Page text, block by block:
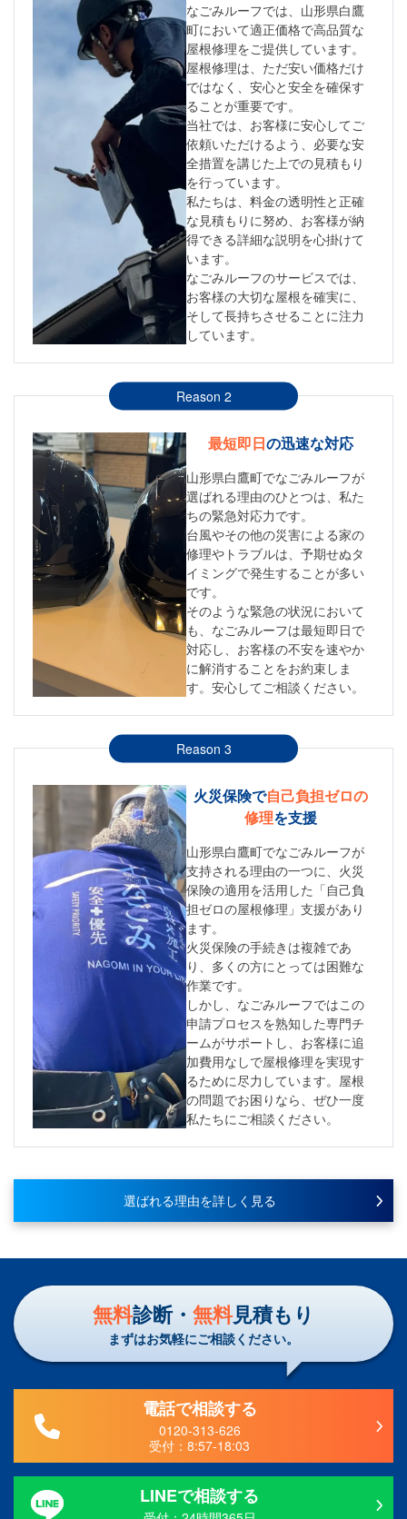
なごみルーフでは、山形県白鷹
町において適正価格で高品質な
屋根修理をご提供しています。
屋根修理は、ただ安い価格だけ
ではなく、安心と安全を確保す
ることが重要です。
当社では、お客様に安心してご
依頼いただけるよう、必要な安
全措置を講じた上での見積もり
を行っています。
私たちは、料金の透明性と正確
な見積もりに努め、お客様が納
得できる詳細な説明を心掛けて
います。
なごみルーフのサービスでは、
お客様の大切な屋根を確実に、
そして長持ちさせることに注力
しています。
Reason 2
最短即日の迅速な対応
山形県白鷹町でなごみルーフが
選ばれる理由のひとつは、私た
ちの緊急対応力です。
台風やその他の災害による家の
修理やトラブルは、予期せぬタ
イミングで発生することが多い
です。
そのような緊急の状況において
も、なごみルーフは最短即日で
対応し、お客様の不安を速やか
に解消することをお約束しま
す。安心してご相談ください。
Reason 3
火災保険で自己負担ゼロの
修理を支援
山形県白鷹町でなごみルーフが
支持される理由の一つに、火災
保険の適用を活用した「自己負
担ゼロの屋根修理」支援があり
ます。
火災保険の手続きは複雑であ
り、多くの方にとっては困難な
作業です。
しかし、なごみルーフではこの
申請プロセスを熟知した専門チ
ームがサポートし、お客様に追
加費用なしで屋根修理を実現す
るために尽力しています。屋根
の問題でお困りなら、ぜひ一度
私たちにご相談ください。
選ばれる理由を詳しく見る
無料診断・ 無料見積もり
まずはお気軽にご相談ください。
電話で相談する
0120-313-626
受付：8:57-18:03
LINEで相談する